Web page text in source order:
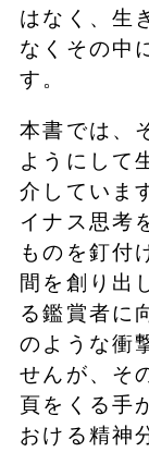
はなく、生
なくその中
す。
本書では、
ようにして
介していま
イナス思考
ものを釘付
間を創り出
る鑑賞者に
のような衝
せんが、そ
頁をくる手
おける精神